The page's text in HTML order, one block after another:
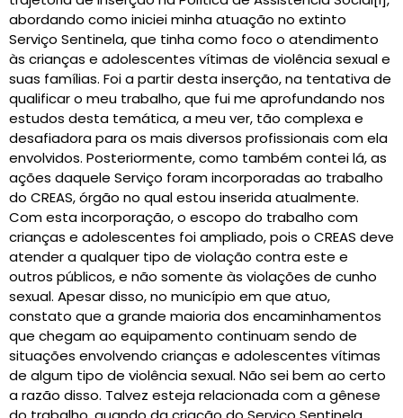
abordando como iniciei minha atuação no extinto
Serviço Sentinela, que tinha como foco o atendimento
às crianças e adolescentes vítimas de violência sexual e
suas famílias. Foi a partir desta inserção, na tentativa de
qualificar o meu trabalho, que fui me aprofundando nos
estudos desta temática, a meu ver, tão complexa e
desafiadora para os mais diversos profissionais com ela
envolvidos. Posteriormente, como também contei lá, as
ações daquele Serviço foram incorporadas ao trabalho
do CREAS, órgão no qual estou inserida atualmente.
Com esta incorporação, o escopo do trabalho com
crianças e adolescentes foi ampliado, pois o CREAS deve
atender a qualquer tipo de violação contra este e
outros públicos, e não somente às violações de cunho
sexual. Apesar disso, no município em que atuo,
constato que a grande maioria dos encaminhamentos
que chegam ao equipamento continuam sendo de
situações envolvendo crianças e adolescentes vítimas
de algum tipo de violência sexual. Não sei bem ao certo
a razão disso. Talvez esteja relacionada com a gênese